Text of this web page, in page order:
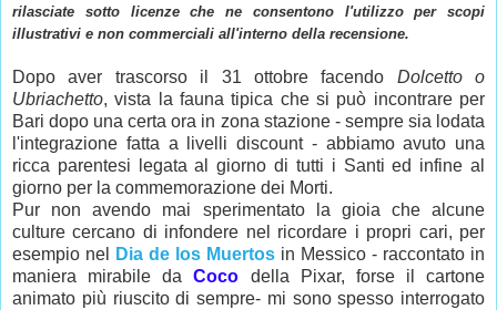
rilasciate sotto licenze che ne consentono l'utilizzo per scopi
illustrativi e non commerciali all'interno della recensione.
Dopo aver trascorso il 31 ottobre facendo Dolcetto o
Ubriachetto, vista la fauna tipica che si può incontrare per
Bari dopo una certa ora in zona stazione - sempre sia lodata
l'integrazione fatta a livelli discount - abbiamo avuto una
ricca parentesi legata al giorno di tutti i Santi ed infine al
giorno per la commemorazione dei Morti.
Pur non avendo mai sperimentato la gioia che alcune
culture cercano di infondere nel ricordare i propri cari, per
esempio nel
Dia de los Muertos in Messico - raccontato in
maniera mirabile daCoco della Pixar, forse il cartone
animato più riuscito di sempre- mi sono spesso interrogato